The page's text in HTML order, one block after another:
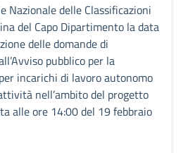
Nazionale delle Classificazioni
del Capo Dipartimento la data
delle domande di
pubblico per la
incarichi di lavoro autonomo
nell’ambito del progetto
alle ore 14:00 del 19 febbraio